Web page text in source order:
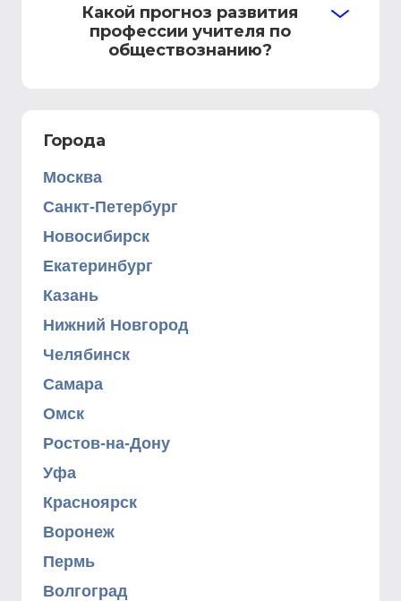
Какой прогноз развития
профессии учителя по
обществознанию?
Города
Москва
Санкт-Петербург
Новосибирск
Екатеринбург
Казань
Нижний Новгород
Челябинск
Самара
Омск
Ростов-на-Дону
Уфа
Красноярск
Воронеж
Пермь
Волгоград